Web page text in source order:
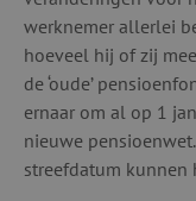
werknemer allerlei
hoeveel hij of zij
de ‘oude’
ernaar om al op 1
nieuwe
streefdatum kunnen